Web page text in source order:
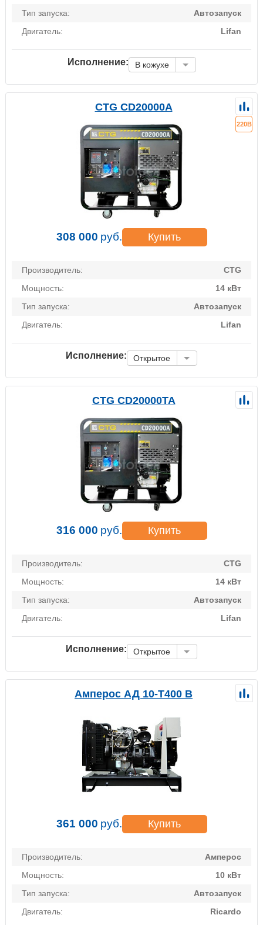
Тип запуска:
Автозапуск
Двигатель:
Lifan
Исполнение: В кожухе
CTG CD20000A
220В
308 000 руб. Купить
Производитель:
CTG
Мощность:
14 кВт
Тип запуска:
Автозапуск
Двигатель:
Lifan
Исполнение: Открытое
CTG CD20000TA
316 000 руб. Купить
Производитель:
CTG
Мощность:
14 кВт
Тип запуска:
Автозапуск
Двигатель:
Lifan
Исполнение: Открытое
Амперос АД 10-Т400 B
361 000 руб. Купить
Производитель:
Амперос
Мощность:
10 кВт
Тип запуска:
Автозапуск
Двигатель:
Ricardo